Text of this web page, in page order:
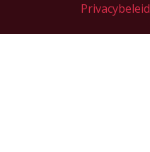
Privacybeleid